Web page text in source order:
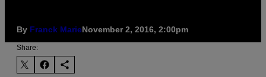
By Franck MarieNovember 2, 2016, 2:00pm
Share: